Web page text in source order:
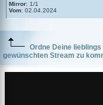
Mirror: 1/1
Vom: 02.04.2024
Ordne Deine
gewünschten Stream zu